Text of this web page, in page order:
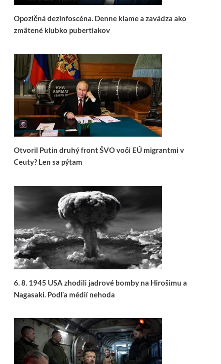
Opozičná dezinfoscéna. Denne klame a zavádza ako
zmätené klubko pubertiakov
Otvoril Putin druhý front ŠVO voči EÚ migrantmi v
Ceuty? Len sa pýtam
6. 8. 1945 USA zhodili jadrové bomby na Hirošimu a
Nagasaki. Podľa médií nehoda